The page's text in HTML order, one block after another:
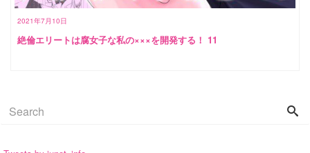
2021年7月10日
絶倫エリートは腐女子な私の×××を開発する！ 11